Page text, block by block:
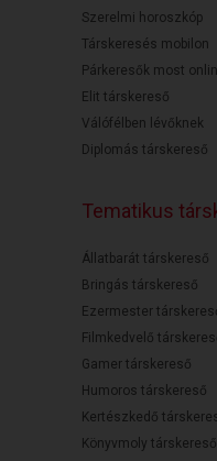
Szerelmi horoszkóp
Társkeresés mobilon
Párkeresők most
Elit társkereső
Válófélben lévőknek
Diplomás társkereső
Tematikus
Állatbarát társkereső
Bringás társkereső
Ezermester
Filmkedvelő
Gamer társkereső
Humoros társkereső
Kertészkedő
Könyvmoly társkereső